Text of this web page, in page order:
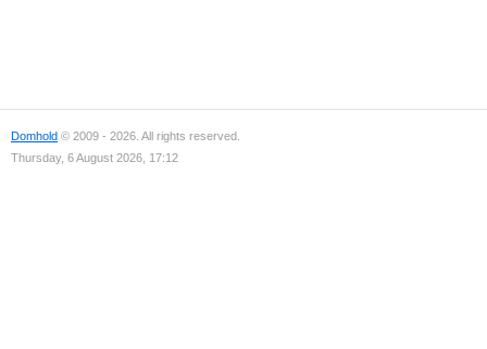
Domhold © 2009 - 2026. All rights reserved.
Thursday, 6 August 2026, 17:12